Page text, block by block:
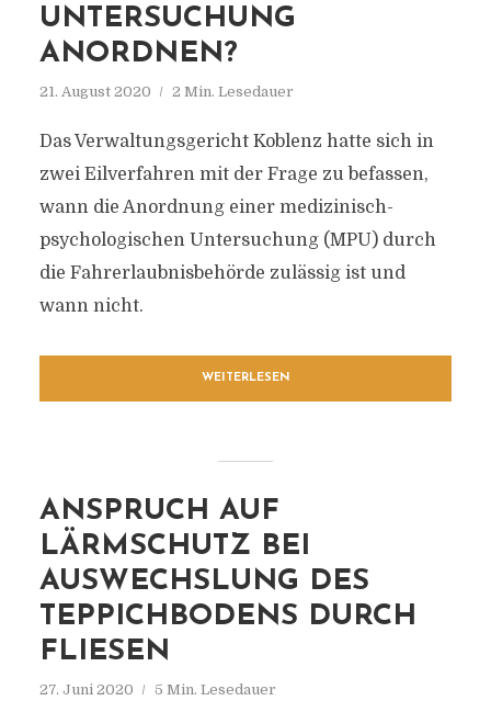
UNTERSUCHUNG
ANORDNEN?
21. August 2020 2 Min. Lesedauer
Das Verwaltungsgericht Koblenz hatte sich in
zwei Eilverfahren mit der Frage zu befassen,
wann die Anordnung einer medizinisch-
psychologischen Untersuchung (MPU) durch
die Fahrerlaubnisbehörde zulässig ist und
wann nicht.
WEITERLESEN
ANSPRUCH AUF
LÄRMSCHUTZ BEI
AUSWECHSLUNG DES
TEPPICHBODENS DURCH
FLIESEN
27. Juni 2020 5 Min. Lesedauer